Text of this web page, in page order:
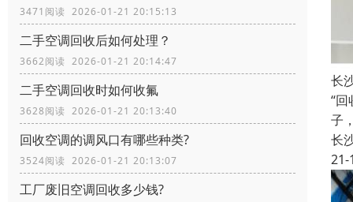
3471阅读 2026-01-21 20:15:13
二手空调回收后如何处理？
3662阅读 2026-01-21 20:14:47
二手空调回收时如何收氟
3628阅读 2026-01-21 20:13:40
回收空调的调风口有哪些种类?
3524阅读 2026-01-21 20:13:07
工厂废旧空调回收多少钱?
长
“
子
长
21-